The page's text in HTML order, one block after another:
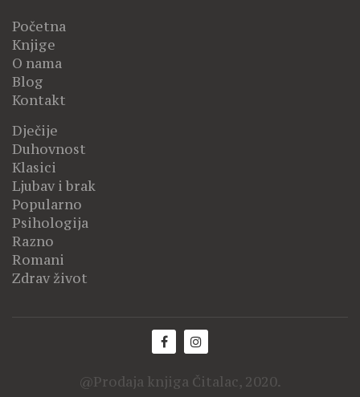
Početna
Knjige
O nama
Blog
Kontakt
Dječije
Duhovnost
Klasici
Ljubav i brak
Popularno
Psihologija
Razno
Romani
Zdrav život
@Prodaja knjiga Čitalac, 2020.